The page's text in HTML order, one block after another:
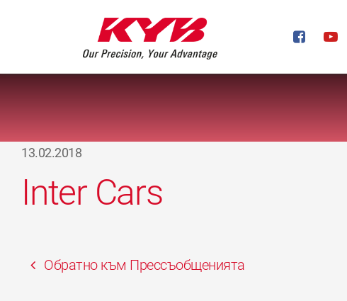
13.02.2018
Inter Cars
Обратно към Прессъобщенията